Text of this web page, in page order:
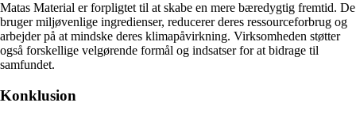
Matas Material er forpligtet til at skabe en mere bæredygtig fremtid. De
bruger miljøvenlige ingredienser, reducerer deres ressourceforbrug og
arbejder på at mindske deres klimapåvirkning. Virksomheden støtter
også forskellige velgørende formål og indsatser for at bidrage til
samfundet.
Konklusion